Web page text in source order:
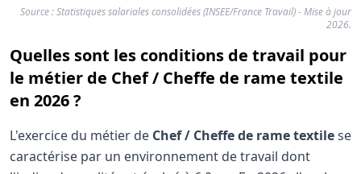
Source : Statistiques salariales consolidées (INSEE/France Travail) - Mise à jour
2026.
Quelles sont les conditions de travail pour
le métier de Chef / Cheffe de rame textile
en 2026 ?
L'exercice du métier de Chef / Cheffe de rame textilese
caractérise par un environnement de travail dont